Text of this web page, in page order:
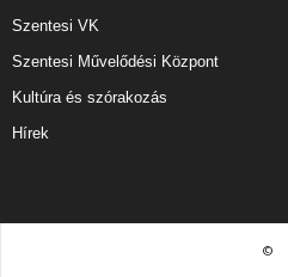
Szentesi VK
Szentesi Művelődési Központ
Kultúra és szórakozás
Hírek
©